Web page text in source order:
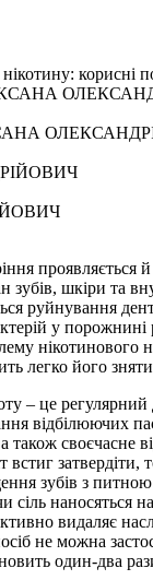
проявляється
зубів, шкіри та
руйнування
у
нікотинового
легко його
– це
відбілюючих
також своєчасне
встиг затвердіти,
зубів з
наносяться
видаляє
не можна
один-два